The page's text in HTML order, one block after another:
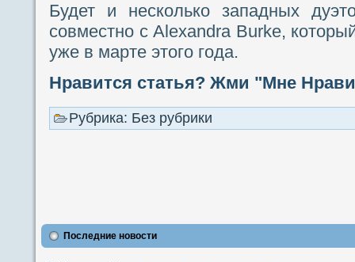
Будет и несколько западных
совместно с Alexandra Burke,
уже в марте этого года.
Нравится статья? Жми "Мне
Рубрика: Без рубрики
Последние новости